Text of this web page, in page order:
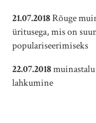
21.07.2018Rõuge
üritusega, mis on
populariseerimiseks
22.07.2018
lahkumine